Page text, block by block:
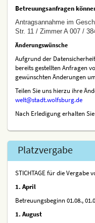
Betreuungsanfragen
Antragsannahme im
Str. 11 / Zimmer A 007 /
Änderungswünsche
Aufgrund der
bereits gestellten Anfragen
gewünschten Änderungen
Teilen Sie uns hierzu ihre
welt@stadt.wolfsburg.de
Nach Erledigung erhalten
Platzvergabe
STICHTAGE für die Vergabe
1. April
Betreuungsbeginn 01.08.,
1. August